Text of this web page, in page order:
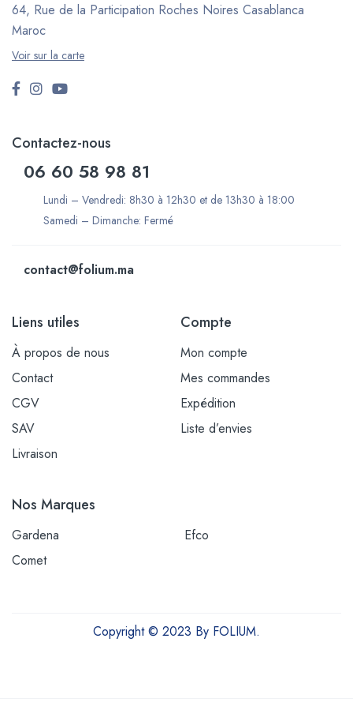
64, Rue de la Participation Roches Noires Casablanca
Maroc
Voir sur la carte
Contactez-nous
06 60 58 98 81
Lundi – Vendredi: 8h30 à 12h30 et de 13h30 à 18:00
Samedi – Dimanche: Fermé
contact@folium.ma
Liens utiles
À propos de nous
Contact
CGV
SAV
Livraison
Compte
Mon compte
Mes commandes
Expédition
Liste d’envies
Nos Marques
Gardena
Efco
Comet
Copyright © 2023 By FOLIUM.